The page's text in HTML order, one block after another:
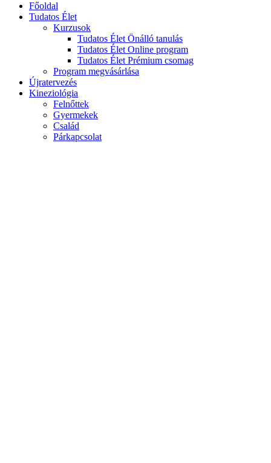
Főoldal
Tudatos Élet
Kurzusok
Tudatos Élet Önálló tanulás
Tudatos Élet Online program
Tudatos Élet Prémium csomag
Program megvásárlása
Újratervezés
Kineziológia
Felnőttek
Gyermekek
Család
Párkapcsolat